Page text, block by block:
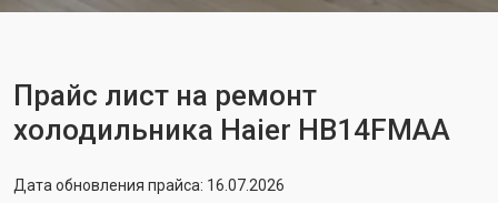
Прайс лист на ремонт
холодильника Haier HB14FMAA
Дата обновления прайса: 16.07.2026